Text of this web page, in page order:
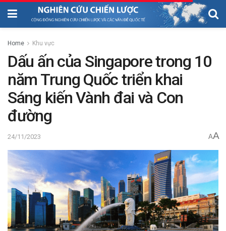
Home Khu vực
Dấu ấn của Singapore trong 10
năm Trung Quốc triển khai
Sáng kiến Vành đai và Con
đường
24/11/2023 AA